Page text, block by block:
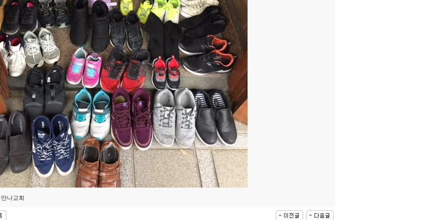
나교회